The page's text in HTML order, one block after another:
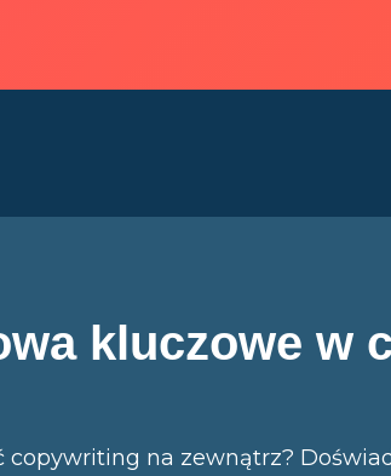
kluczowe w
copywriting na zewnątrz?